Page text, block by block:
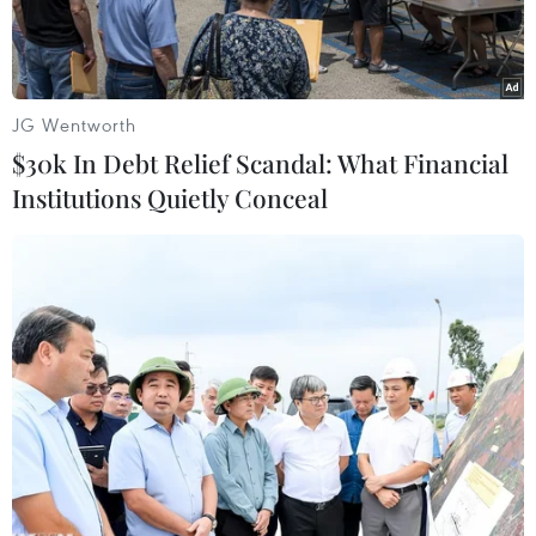
Hãng BYD . (Nguồn: Nikkei)
Các công ty Trung Quốc đang mở rộng sự hiện
diện trên thị trường xe điện toàn cầu. Điều này
khiến các hãng sản xuất ôtô lớn của Hàn Quốc
như Hyundai Motor Company và Kia Motors
đang gấp rút chuẩn bị cho cuộc cạnh tranh thị
JG Wentworth
$30k In Debt Relief Scandal: What Financial
Institutions Quietly Conceal